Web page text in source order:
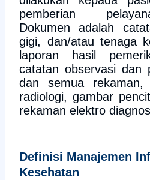
pemberian
Dokumen adalah
gigi, dan/atau tenaga
laporan hasil
catatan observasi dan
dan semua
radiologi, gambar
rekaman elektro
Definisi Manajemen
Kesehatan